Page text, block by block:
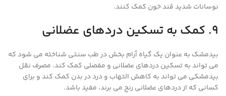
نوسانات شدید قند خون کمک کنند.
9. کمک به تسکین دردهای عضلانی
بیدمشک به عنوان یک گیاه آرام بخش در طب سنتی شناخته می شود که
می تواند به تسکین دردهای عضلانی و مفصلی کمک کند. مصرف نقل
بیدمشکی می تواند به کاهش التهاب و درد در بدن کمک کند و برای
کسانی که از دردهای عضلانی رنج می برند، مفید باشد.